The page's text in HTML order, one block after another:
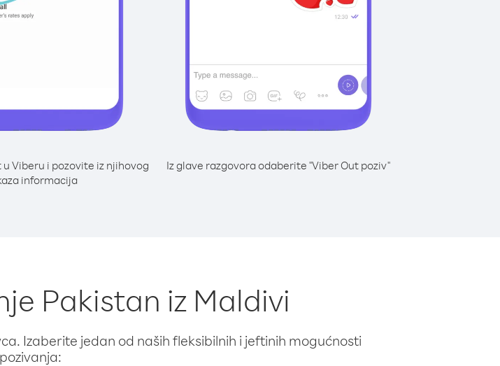
Viberu i pozovite iz njihovog
informacija
Iz glave razgovora odaberite "Viber Out poziv"
Pakistan iz Maldivi
Izaberite jedan od naših fleksibilnih i jeftinih mogućnosti
pozivanja: